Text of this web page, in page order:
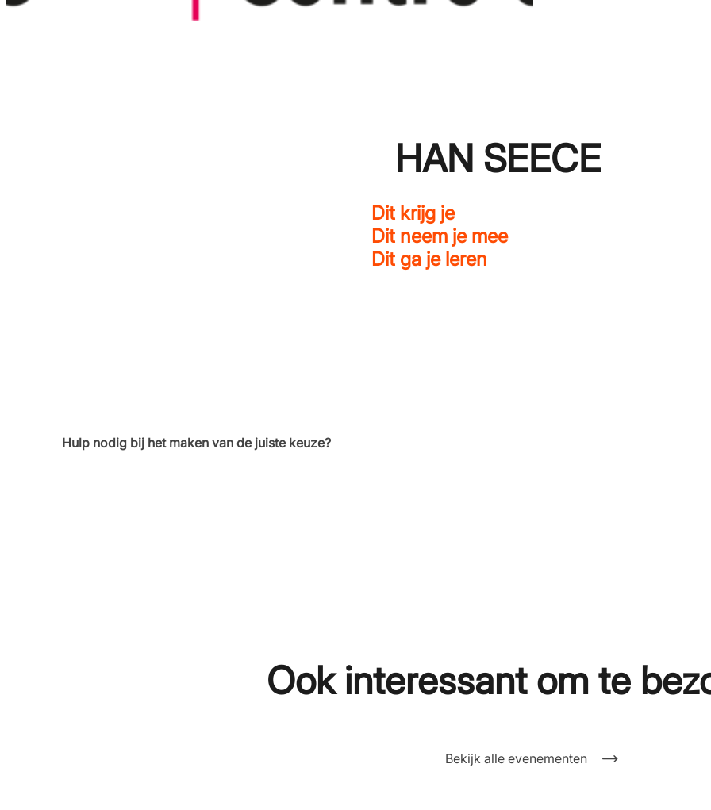
HAN SEECE
Dit krijg je
Dit neem je mee
Dit ga je leren
Hulp nodig bij het maken van de juiste keuze?
Ook interessant om te
Bekijk alle evenementen